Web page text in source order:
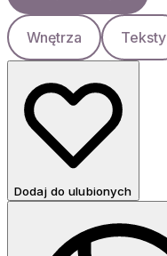
Wnętrza Teksty
Dodaj do ulubionych